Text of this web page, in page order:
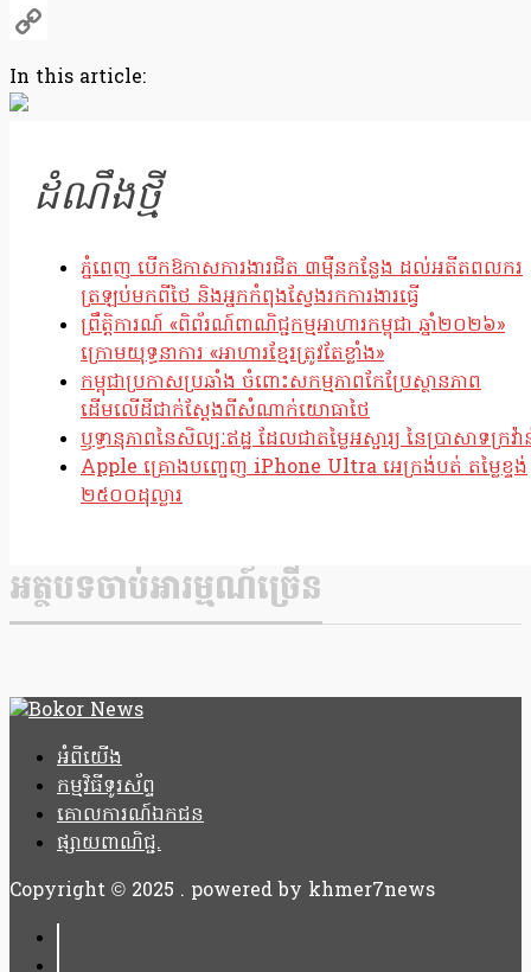
Telegram
Link
In this article:
ដំណឹងថ្មី
ភ្នំពេញ បើកឱកាសការងារជិត ៣ម៉ឺនកន្លែង ដល់អតីតពលករ
ត្រឡប់មកពីថៃ និងអ្នកកំពុងស្វែងរកការងារធ្វើ
ព្រឹត្តិការណ៍ «ពិព័រណ៍ពាណិជ្ជកម្មអាហារកម្ពុជា ឆ្នាំ២០២៦»
ក្រោមយុទ្ធនាការ «អាហារខ្មែរត្រូវតែខ្លាំង»
កម្ពុជាប្រកាសប្រឆាំង ចំពោះសកម្មភាពកែប្រែស្ថានភាព
ដើមលើដីជាក់ស្តែងពីសំណាក់យោធាថៃ
ឫទ្ធានុភាពនៃសិល្បៈឥដ្ឋ ដែលជាតម្លៃអស្ចារ្យ នៃប្រាសាទក្រវ៉
Apple គ្រោងបញ្ចេញ iPhone Ultra អេក្រង់បត់ តម្លៃខ្ទង់
២៥០០ដុល្លារ
អត្ថបទចាប់អារម្មណ៍ច្រើន
អំពីយើង
កម្មវិធីទូរស័ព្ទ
គោលការណ៍ឯកជន
ផ្សាយពាណិជ្ជ.
Copyright © 2025 . powered by khmer7news